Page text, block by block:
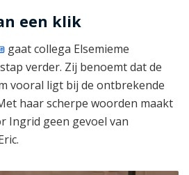
een klik
gaat collega Elsemieme
verder. Zij benoemt dat de
vooral ligt bij de ontbrekende
haar scherpe woorden maakt
Ingrid geen gevoel van